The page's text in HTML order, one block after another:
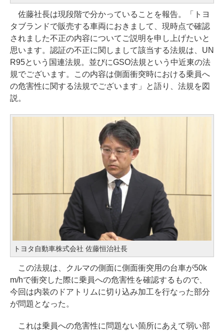
佐藤社長は現段階で分かっていることを報告。「トヨ
タブランドで販売する車両におきまして、現時点で確認
されました不正の内容についてご説明を申し上げたいと
思います。認証の不正に関しまして該当する法規は、UN
R95という国連法規。並びにGSO法規という中近東の法
規でございます。この内容は側面衝突時における乗員へ
の危害性に関する法規でございます」と語り、法規を図
説。
トヨタ自動車株式会社 佐藤恒治社長
この法規は、クルマの側面に側面衝突用の台車が50k
m/hで衝突した際に乗員への危害性を確認するもので、
今回は内装のドアトリムに切り込み加工を行なった部分
が問題となった。
これは乗員への危害性に問題ない箇所にあえて弱い部